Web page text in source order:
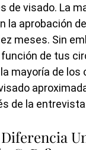
de visado. La
la aprobación
meses. Sin
función de tus
mayoría de los
de la